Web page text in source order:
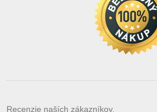
Recenzie naších zákazníkov.